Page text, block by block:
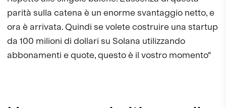
parità sulla catena è un enorme svantaggio netto, e
ora è arrivata. Quindi se volete costruire una startup
da 100 milioni di dollari su Solana utilizzando
abbonamenti e quote, questo è il vostro momento"